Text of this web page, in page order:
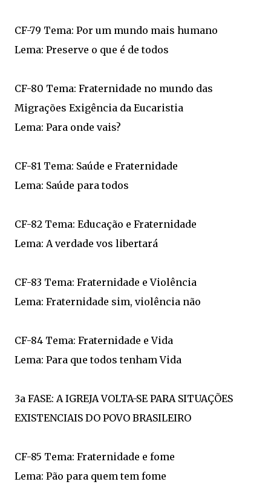
CF-79 Tema: Por um mundo mais humano
Lema: Preserve o que é de todos
CF-80 Tema: Fraternidade no mundo das
Migrações Exigência da Eucaristia
Lema: Para onde vais?
CF-81 Tema: Saúde e Fraternidade
Lema: Saúde para todos
CF-82 Tema: Educação e Fraternidade
Lema: A verdade vos libertará
CF-83 Tema: Fraternidade e Violência
Lema: Fraternidade sim, violência não
CF-84 Tema: Fraternidade e Vida
Lema: Para que todos tenham Vida
3a FASE: A IGREJA VOLTA-SE PARA SITUAÇÕES
EXISTENCIAIS DO POVO BRASILEIRO
CF-85 Tema: Fraternidade e fome
Lema: Pão para quem tem fome